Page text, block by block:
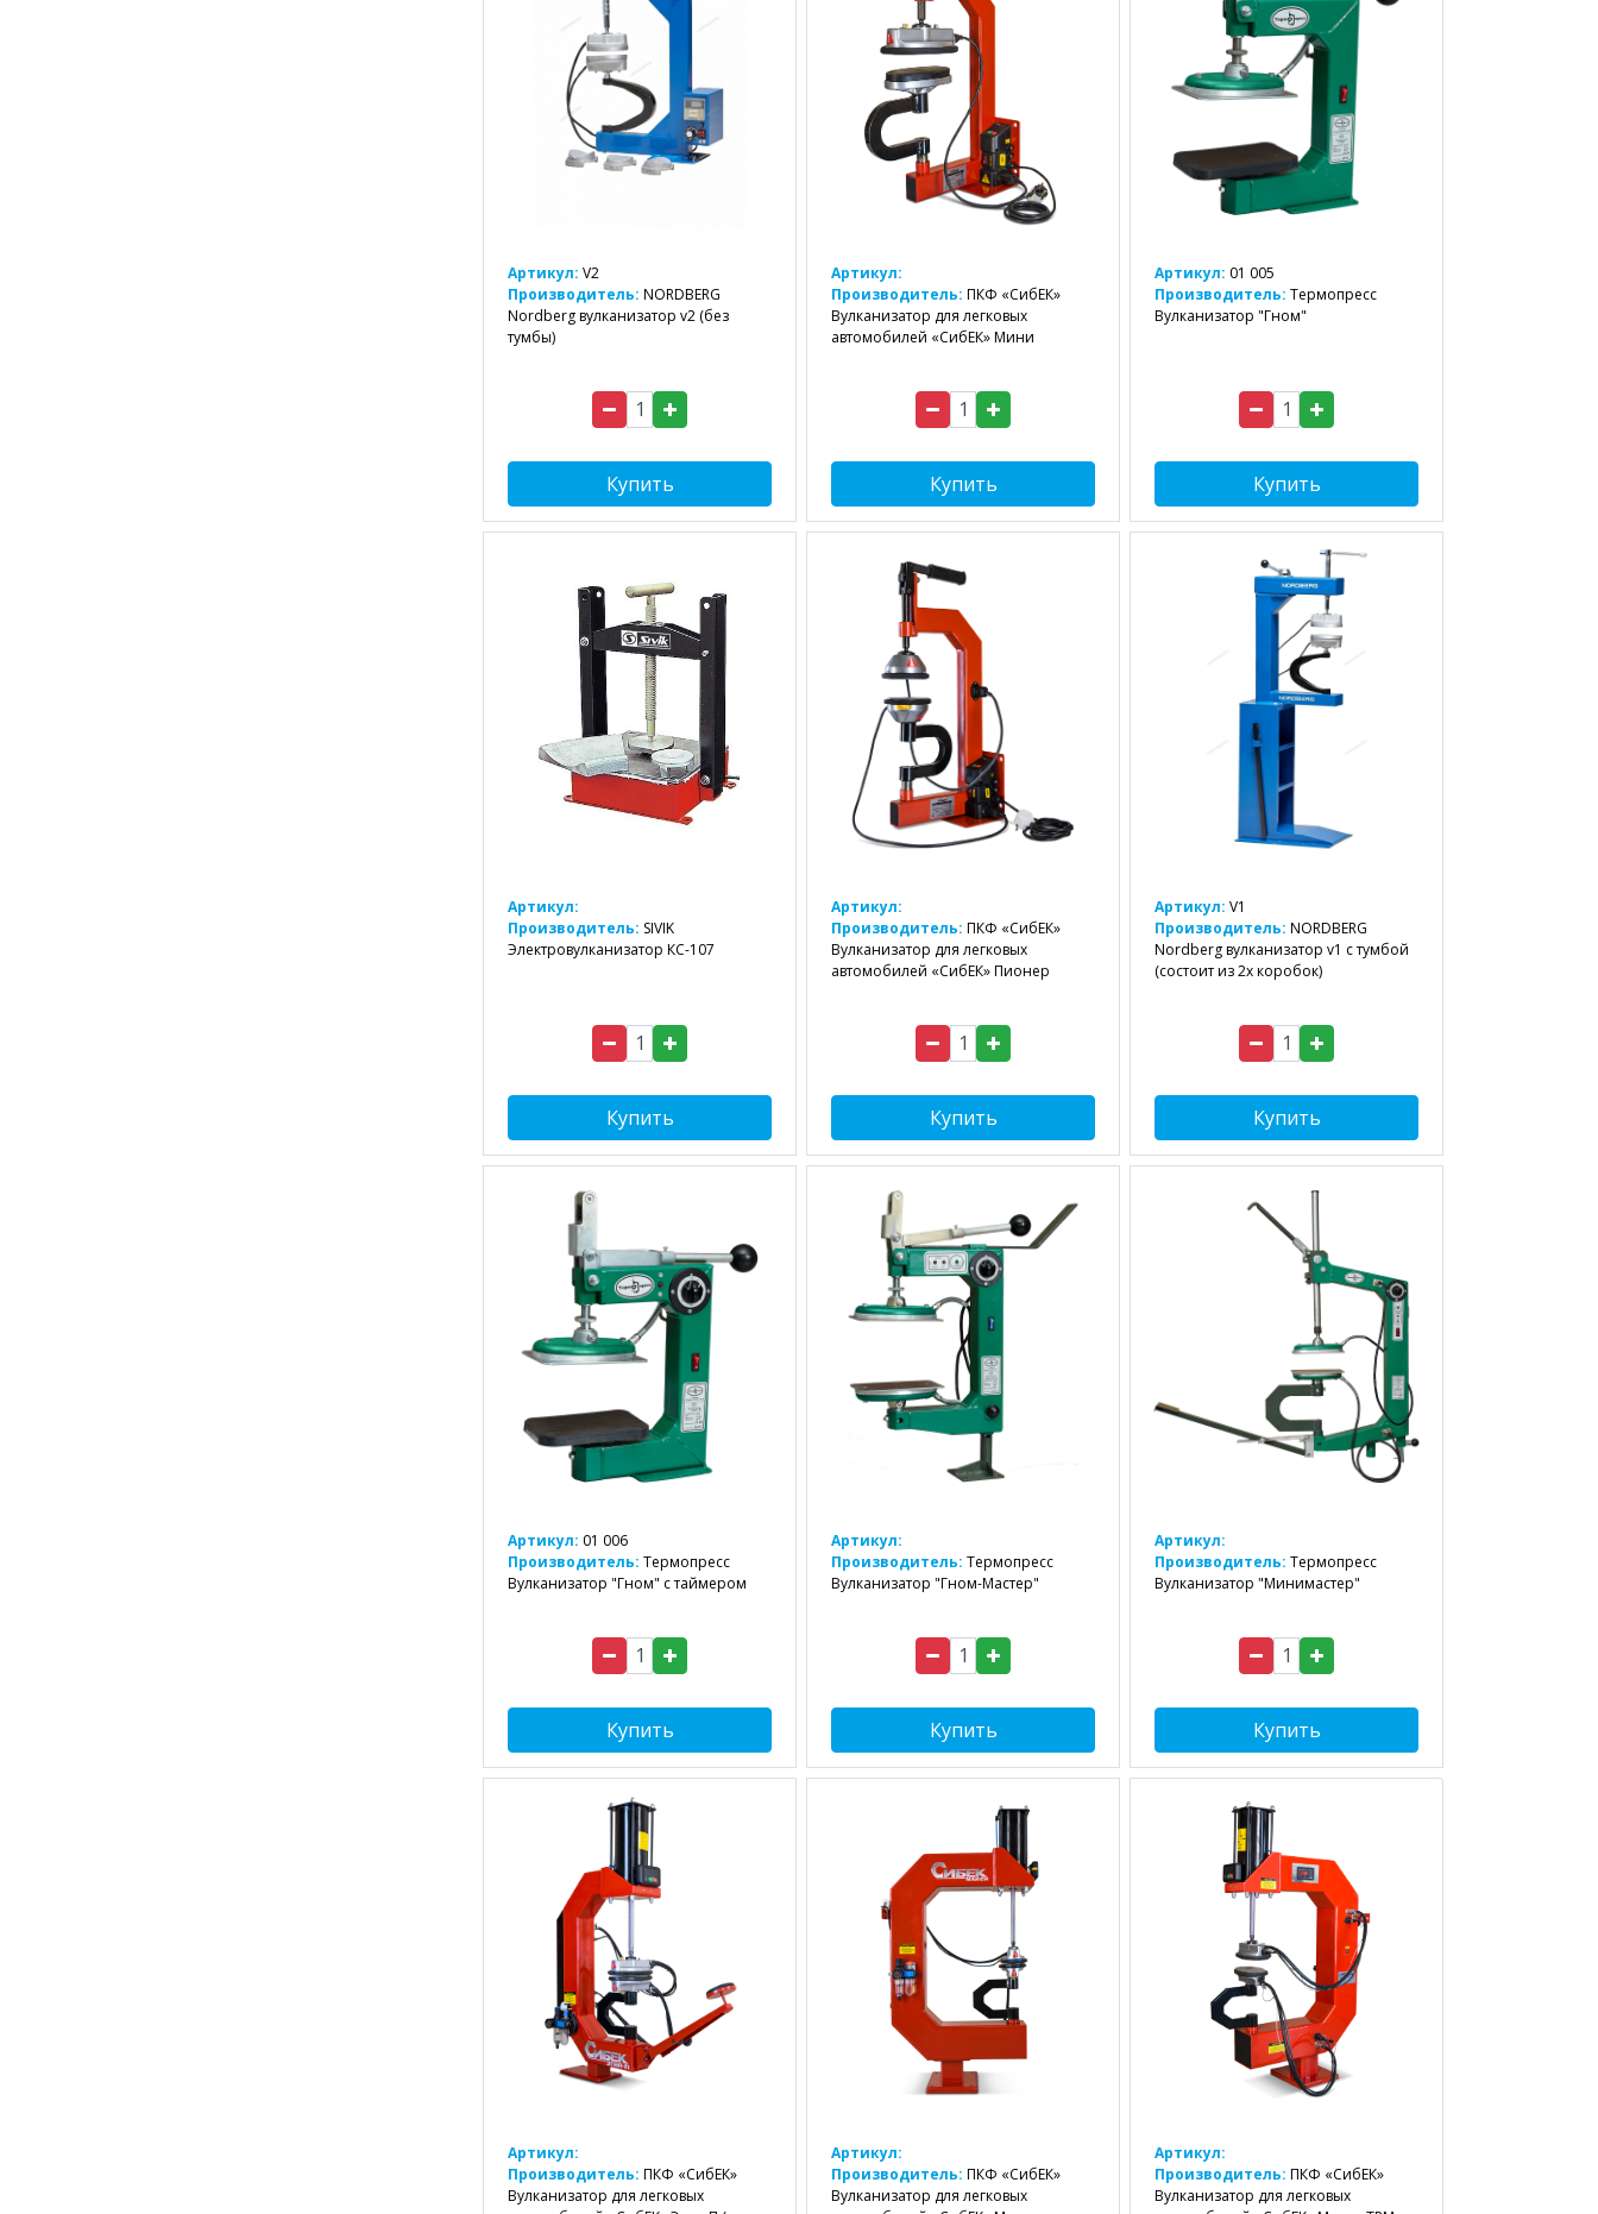
Артикул: V2
Производитель: NORDBERG
Nordberg вулканизатор v2 (без
тумбы)
Купить
Артикул:
Производитель: ПКФ «СибЕК»
Вулканизатор для легковых
автомобилей «СибЕК» Мини
Купить
Артикул: 01 005
Производитель: Термопресс
Вулканизатор "Гном"
Купить
Артикул:
Производитель: SIVIK
Электровулканизатор КС-107
Купить
Артикул:
Производитель: ПКФ «СибЕК»
Вулканизатор для легковых
автомобилей «СибЕК» Пионер
Купить
Артикул: V1
Производитель: NORDBERG
Nordberg вулканизатор v1 с тумбой
(состоит из 2х коробок)
Купить
Артикул: 01 006
Производитель: Термопресс
Вулканизатор "Гном" с таймером
Купить
Артикул:
Производитель: Термопресс
Вулканизатор "Гном-Мастер"
Купить
Артикул:
Производитель: Термопресс
Вулканизатор "Минимастер"
Купить
Артикул:
Производитель: ПКФ «СибЕК»
Вулканизатор для легковых
Артикул:
Производитель: ПКФ «СибЕК»
Вулканизатор для легковых
Артикул:
Производитель: ПКФ «СибЕК»
Вулканизатор для легковых